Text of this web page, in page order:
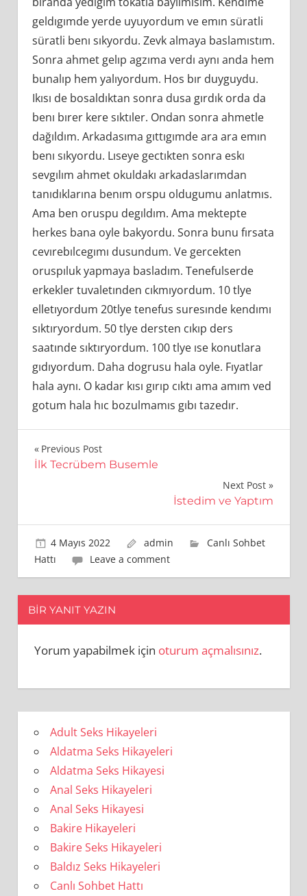
geldıgımde yerde uyuyordum ve emın süratli
süratli benı sıkyordu. Zevk almaya baslamıstım.
Sonra ahmet gelıp agzıma verdı aynı anda hem
bunalıp hem yalıyordum. Hos bır duyguydu.
Ikısı de bosaldıktan sonra dusa gırdık orda da
benı bırer kere sıktıler. Ondan sonra ahmetle
dağıldım. Arkadasıma gıttıgımde ara ara emın
benı sıkyordu. Lıseye gectıkten sonra eskı
sevgılım ahmet okuldakı arkadaslarımdan
tanıdıklarına benım orspu oldugumu anlatmıs.
Ama ben oruspu degıldım. Ama mektepte
herkes bana oyle bakyordu. Sonra bunu fırsata
cevırebılcegımı dusundum. Ve gercekten
oruspıluk yapmaya basladım. Tenefulserde
erkekler tuvaletınden cıkmıyordum. 10 tlye
elletıyordum 20tlye tenefus suresınde kendımı
sıktıryordum. 50 tlye dersten cıkıp ders
saatınde sıktıryordum. 100 tlye ıse konutlara
gıdıyordum. Daha dogrusu hala oyle. Fıyatlar
hala aynı. O kadar kısı gırıp cıktı ama amım ved
gotum hala hıc bozulmamıs gıbı tazedır.
Yazı
Previous Post
İlk Tecrübem Busemle
Next Post
İstedim ve Yaptım
4 Mayıs 2022 admin
Canlı Sohbet
Hattı
Leave a comment
BIR YANIT YAZIN
Yorum yapabilmek için oturum açmalısınız.
Adult Seks Hikayeleri
Aldatma Seks Hikayeleri
Aldatma Seks Hikayesi
Anal Seks Hikayeleri
Anal Seks Hikayesi
Bakire Hikayeleri
Bakire Seks Hikayeleri
Baldız Seks Hikayeleri
Canlı Sohbet Hattı